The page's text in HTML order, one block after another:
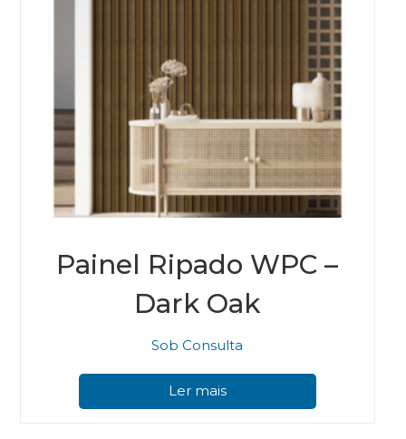
Painel Ripado WPC –
Dark Oak
Sob Consulta
Ler mais